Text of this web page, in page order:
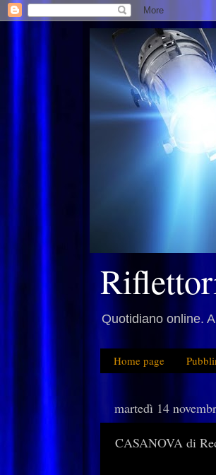
Quotidiano online.
Home page
martedì 14
CASANOVA di